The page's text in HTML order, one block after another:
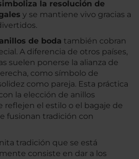
la resolución de
y se mantiene vivo gracias a
anillos de boda también cobran
A diferencia de otros países,
suelen ponerse la alianza de
como símbolo de
como pareja. Esta práctica
la elección de anillos
reflejen el estilo o el bagaje de
fusionan tradición con
tradición que se está
consiste en dar a los